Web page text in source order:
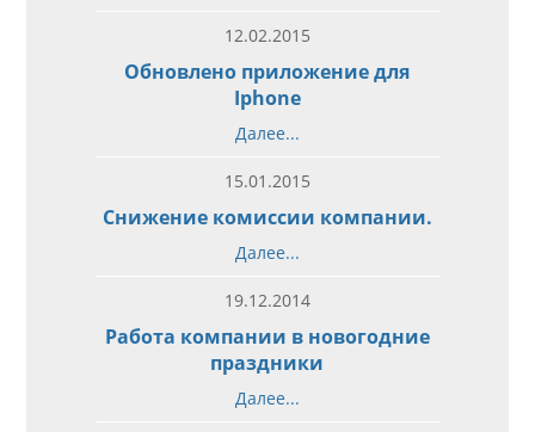
12.02.2015
Обновлено приложение для
Iphone
Далее...
15.01.2015
Снижение комиссии компании.
Далее...
19.12.2014
Работа компании в новогодние
праздники
Далее...